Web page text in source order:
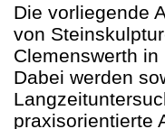
Die vorliegende
von
Clemenswerth
Dabei werden
praxisorientierte